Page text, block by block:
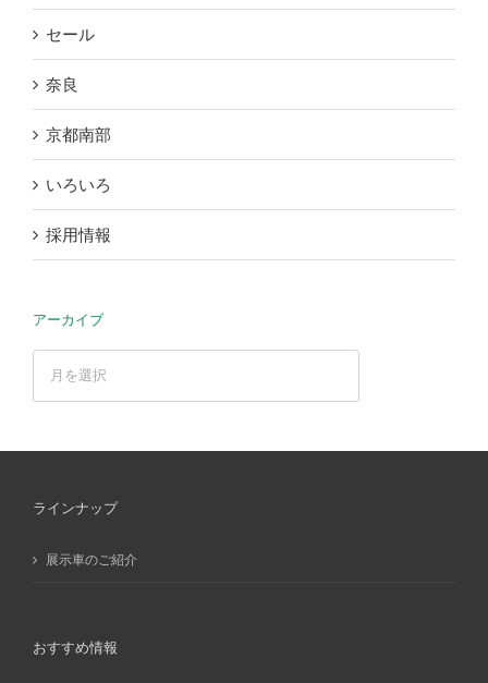
セール
奈良
京都南部
いろいろ
採用情報
アーカイブ
ラインナップ
展示車のご紹介
おすすめ情報